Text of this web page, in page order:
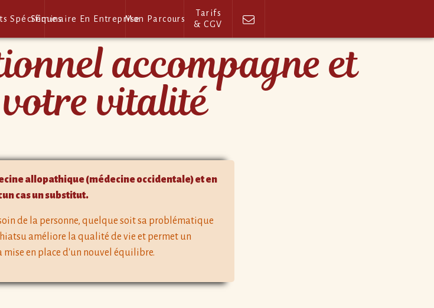
Spécifiques
Séminaire En EntrepriseMon Parcours
Tarifs
& CGV
accompagne et
vitalité
allopathique (médecine occidentale) et en
cas un substitut.
de la personne, quelque soit sa problématique
améliore la qualité de vie et permet un
mise en place d'un nouvel équilibre.